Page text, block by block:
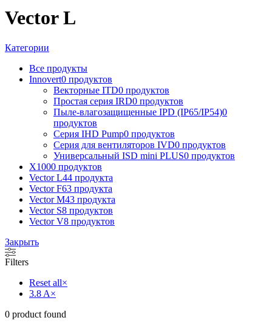
Vector L
Категории
Все продукты
Innovert0 продуктов
Векторные ITD0 продуктов
Простая серия IRD0 продуктов
Пыле-влагозащищенные IPD (IP65/IP54)0
продуктов
Серия IHD Pump0 продуктов
Серия для вентиляторов IVD0 продуктов
Универсальный ISD mini PLUS0 продуктов
X1000 продуктов
Vector L44 продукта
Vector F63 продукта
Vector M43 продукта
Vector S8 продуктов
Vector V8 продуктов
Закрыть
Filters
Reset all×
3.8 A×
0 product found